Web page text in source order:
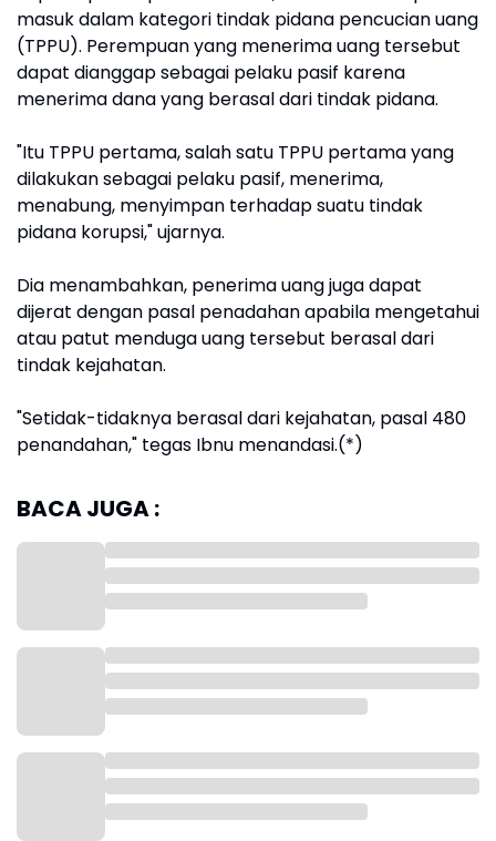
masuk dalam kategori tindak pidana pencucian uang
(TPPU). Perempuan yang menerima uang tersebut
dapat dianggap sebagai pelaku pasif karena
menerima dana yang berasal dari tindak pidana.
"Itu TPPU pertama, salah satu TPPU pertama yang
dilakukan sebagai pelaku pasif, menerima,
menabung, menyimpan terhadap suatu tindak
pidana korupsi," ujarnya.
Dia menambahkan, penerima uang juga dapat
dijerat dengan pasal penadahan apabila mengetahui
atau patut menduga uang tersebut berasal dari
tindak kejahatan.
"Setidak-tidaknya berasal dari kejahatan, pasal 480
penandahan," tegas Ibnu menandasi.(*)
BACA JUGA :